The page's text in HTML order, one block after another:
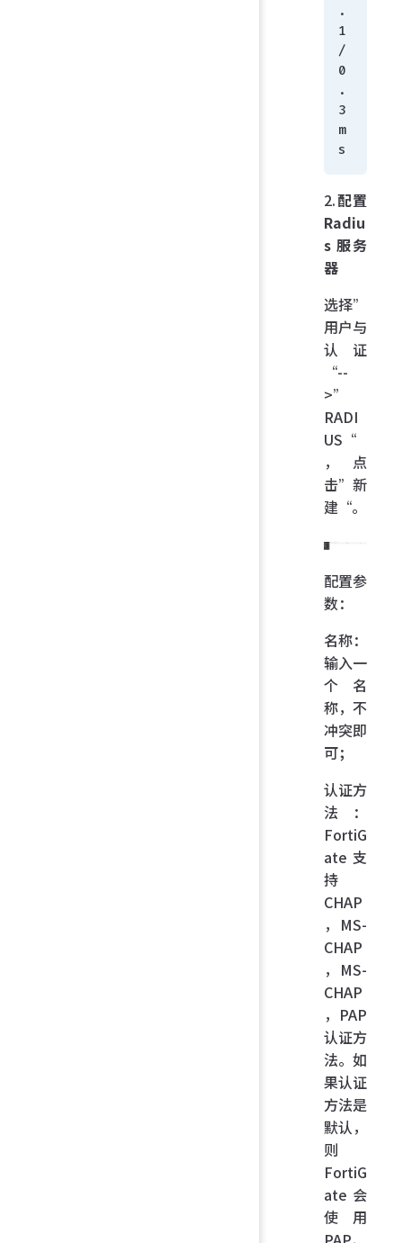
.
1
/
0
.
3
m
s
2.配置
Radiu
s 服务
器
选择”
用户与
认证
“--
>”
RADI
US“
，点
击”新
建“。
配置参
数：
名称：
输入一
个名
称，不
冲突即
可；
认证方
法：
FortiG
ate 支
持
CHAP
，MS-
CHAP
，MS-
CHAP
，PAP
认证方
法。如
果认证
方法是
默认，
则
FortiG
ate 会
使用